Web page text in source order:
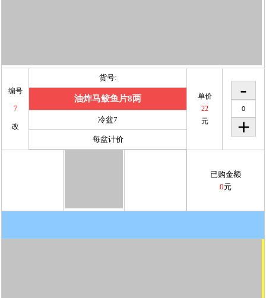
编号
7
改
货号:
油炸马鲛鱼片8两
冷盆7
每盆计价
单价
22
元
已购金额
0元